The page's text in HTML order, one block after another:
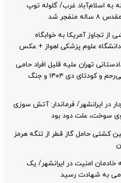
به اسلام‌آباد غرب/ گلوله توپ
منفجر شد
از تجاوز آمریکا به خوابگاه
علوم پزشکی اهواز + عکس
تهران علیه قلیل افراد حامی
محکومان بی‌رحم و کودتای دی‌ ۱۴۰۴ و جنگ
در ایرانشهر/ فرماندار: آتش سوزی
سوخت، علت دود بود
کشتی حامل گاز قطر از تنگه هرمز
خادمان امنیت در ایرانشهر/ یک
به شهادت رسید